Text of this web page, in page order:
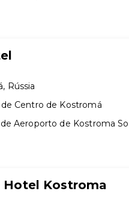
, Rússia
Centro de Kostromá
Aeroporto de Kostroma
Hotel Kostroma